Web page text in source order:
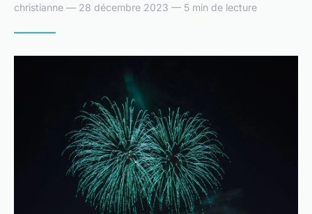
christianne — 28 décembre 2023 — 5 min de lecture